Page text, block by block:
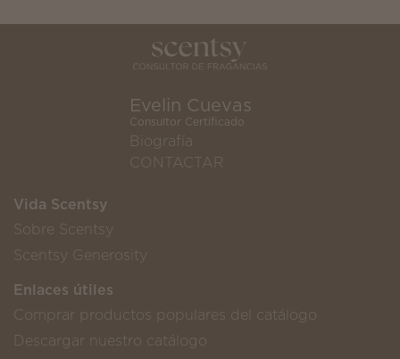
Evelin Cuevas
Consultor Certificado
Biografía
CONTACTAR
Vida Scentsy
Sobre Scentsy
Scentsy Generosity
Enlaces útiles
Comprar productos populares del catálogo
Descargar nuestro catálogo